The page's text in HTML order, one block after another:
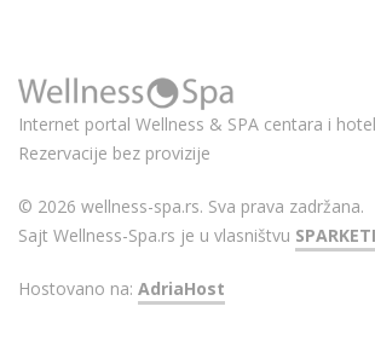
Internet portal Wellness & SPA centara i
Rezervacije bez provizije
© 2026 wellness-spa.rs. Sva prava zadržana.
Sajt Wellness-Spa.rs je u vlasništvu
Hostovano na: AdriaHost